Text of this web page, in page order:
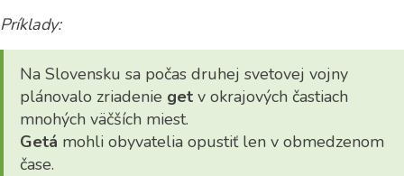
Príklady:
Na Slovensku sa počas druhej svetovej vojny
plánovalo zriadenie get v okrajových častiach
mnohých väčších miest.
Getá mohli obyvatelia opustiť len v obmedzenom
čase.